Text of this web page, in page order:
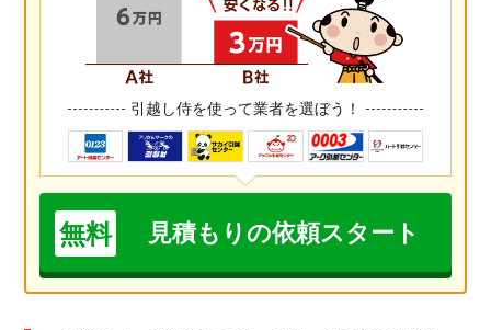
引越し侍を使って業者を選ぼう！
無料 見積もりの依頼スタート